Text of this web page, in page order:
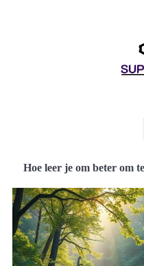
Hoe leer je om beter om